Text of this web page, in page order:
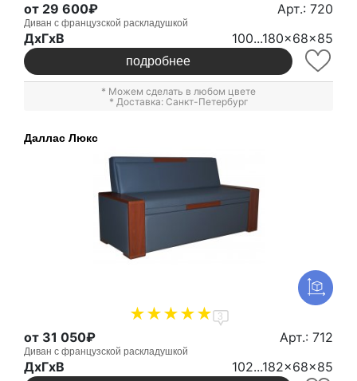
от 29 600₽ Арт.: 720
Диван с французской раскладушкой
ДxГxВ 100...180x68x85
подробнее
* Можем сделать в любом цвете
* Доставка: Санкт-Петербург
Даллас Люкс
3
от 31 050₽ Арт.: 712
Диван с французской раскладушкой
ДxГxВ 102...182x68x85